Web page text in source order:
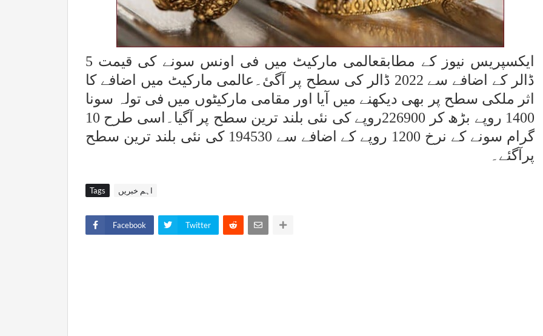
ایکسپریس نیوز کے مطابقعالمی مارکیٹ میں فی اونس سونے کی قیمت 5
ڈالر کے اضافے سے 2022 ڈالر کی سطح پر آگئ۔
عالمی مارکیٹ میں اضافے کا
اثر ملکی سطح پر بھی دیکھنے میں آیا اور مقامی مارکیٹوں میں فی تولہ سونا
1400 روپے بڑھ کر 226900روپے کی نئی بلند ترین سطح پر آگیا۔
اسی طرح 10
گرام سونے کے نرخ 1200 روپے کے اضافے سے 194530 کی نئی بلند ترین سطح
پرآگئے۔
Tags اہم خبریں
Facebook Twitter